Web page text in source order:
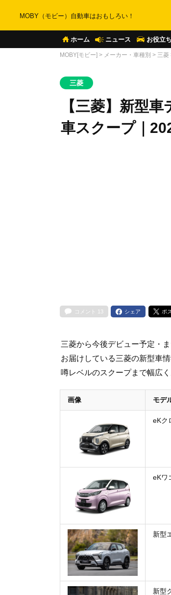
MOBY（モビー）自動車はおもしろい！
ホーム ニュース お役立
MOBY[モビー] > メーカー・車種別 > 三菱
三菱
【三菱】新型
車スクープ｜
コメント 13 シェア ポ
三菱から今後デビュー予定・
お届けしている三菱の新型車
噂レベルのスクープまで幅広く
画像 モデ
eKク
eKワ
新型
新型